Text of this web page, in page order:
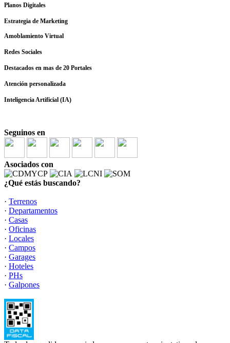
Planos Digitales
Estrategia de Marketing
Amoblamiento Virtual
Redes Sociales
Destacados en mas de 20 Portales
Atención personalizada
Inteligencia Artificial (IA)
Seguinos en
Asociados con
¿Qué estás buscando?
· Terrenos
· Departamentos
· Casas
· Oficinas
· Locales
· Campos
· Garages
· Hoteles
· PHs
· Galpones